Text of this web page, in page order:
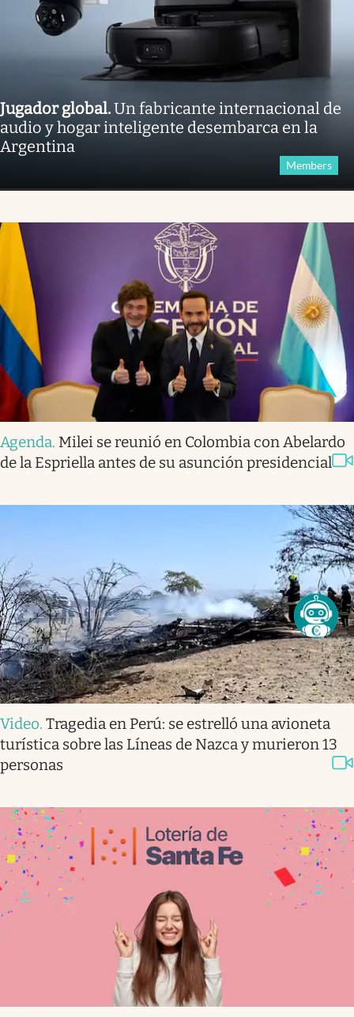
Jugador global.Un fabricante internacional de
audio y hogar inteligente desembarca en la
Argentina
Members
Agenda. Milei se reunió en Colombia con Abelardo
de la Espriella antes de su asunción presidencial
Video. Tragedia en Perú: se estrelló una avioneta
turística sobre las Líneas de Nazca y murieron 13
personas